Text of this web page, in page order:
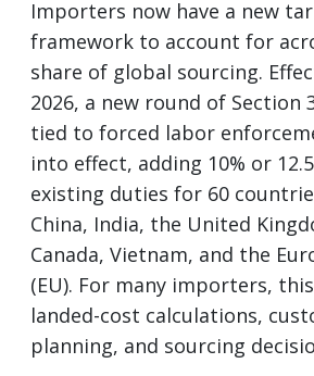
Importers now have a new
framework to account for
share of global sourcing.
2026, a new round of Section
tied to forced labor
into effect, adding 10% or
existing duties for 60
China, India, the United
Canada, Vietnam, and the
(EU). For many importers,
landed-cost calculations,
planning, and sourcing